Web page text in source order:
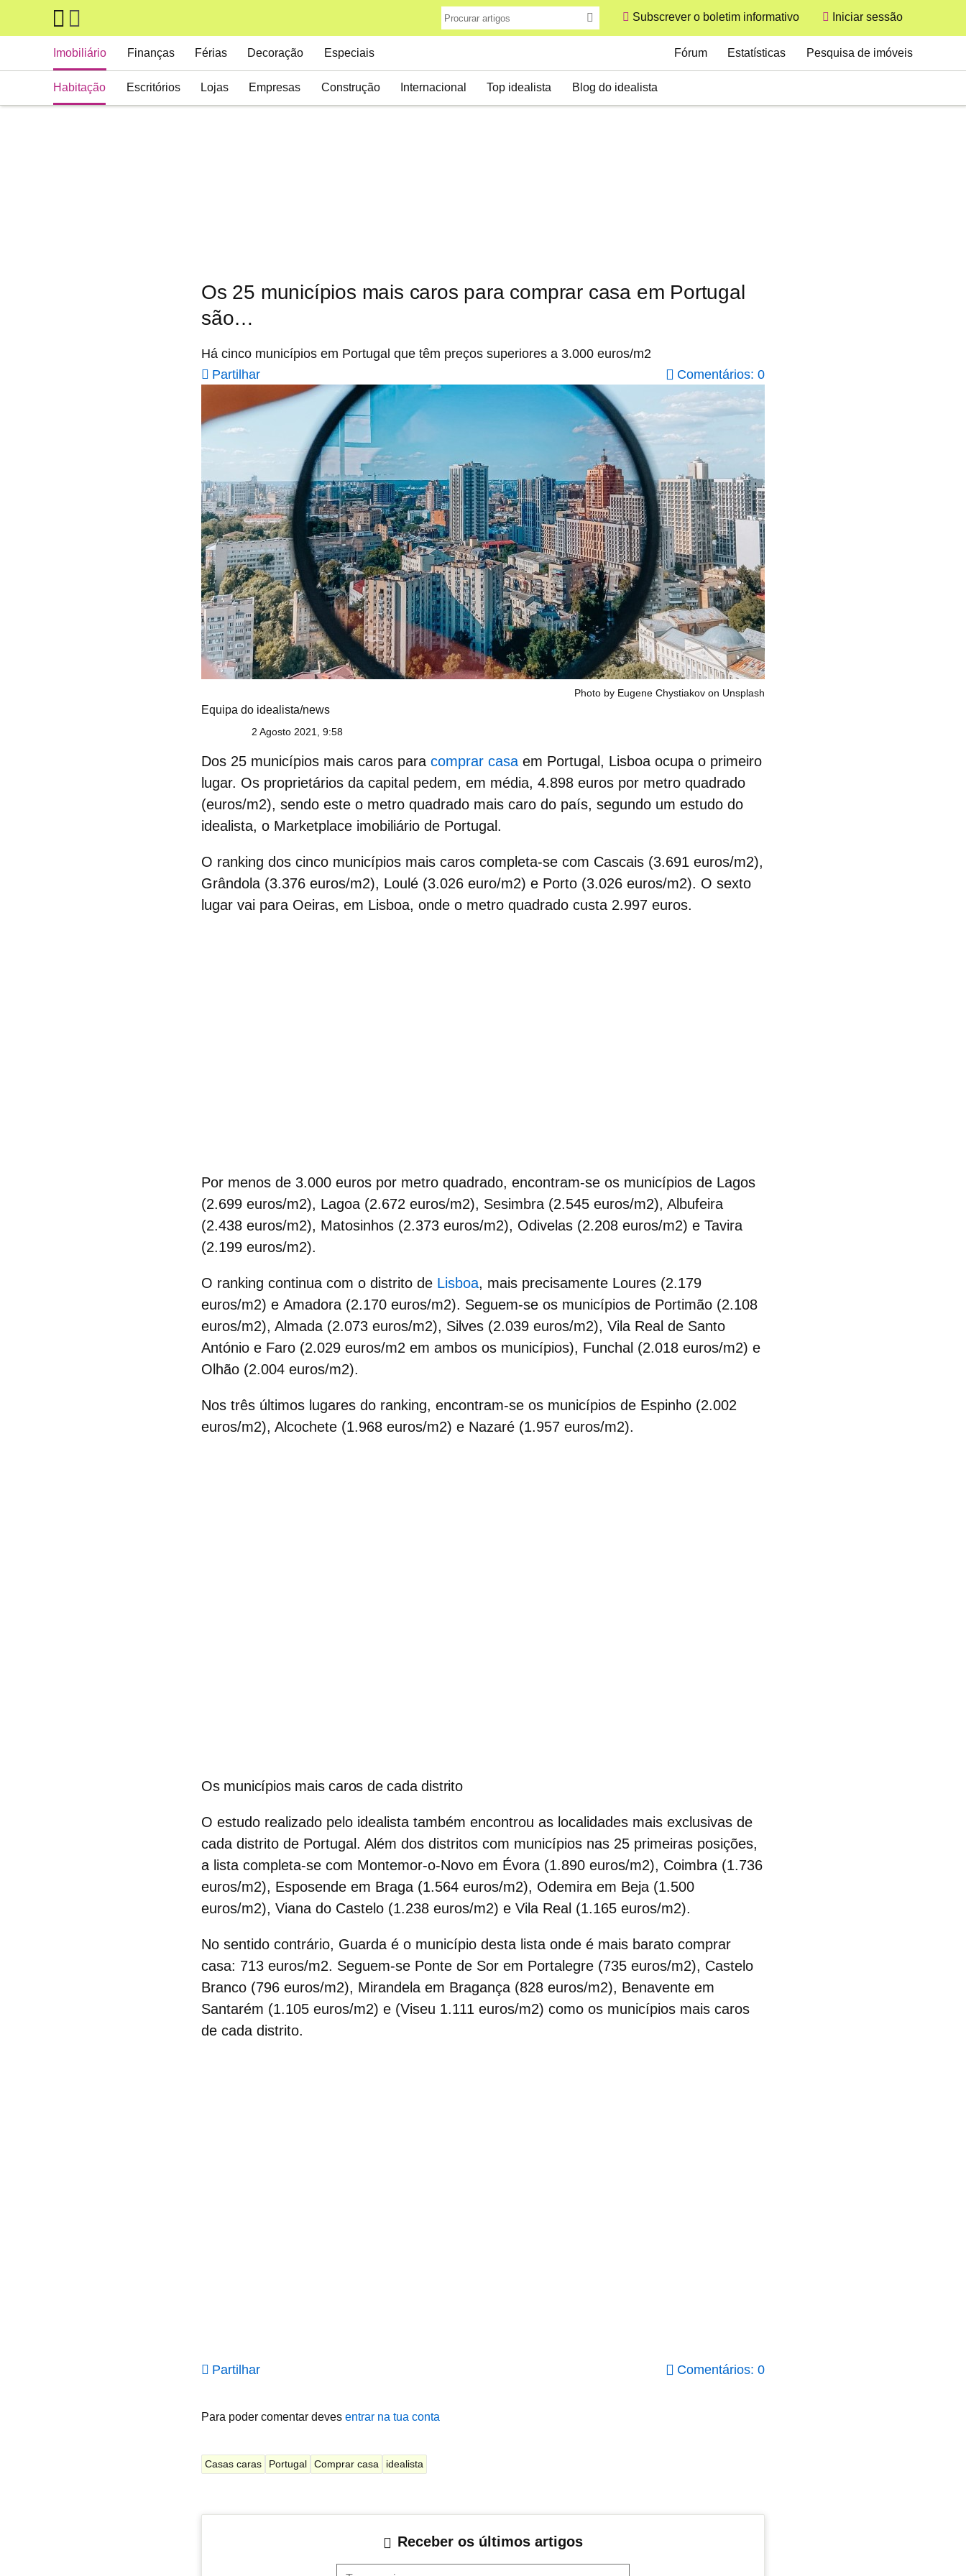
Skip to main content
Subscrever o boletim informativo
User
Iniciar sessão
Main navigation
Imobiliário
Habitação Escritórios Lojas Empresas Construção Internacional Top idealista Blog do idealista
Finanças Férias Decoração Especiais
Secondary
Fórum Estatísticas Pesquisa de imóveis
Os 25 municípios mais caros para comprar casa em Portugal
são…
Há cinco municípios em Portugal que têm preços superiores a 3.000 euros/m2
Partilhar
Comentários: 0
Photo by Eugene Chystiakov on Unsplash
Equipa do idealista/news
2 Agosto 2021, 9:58
Dos 25 municípios mais caros para comprar casa em Portugal, Lisboa ocupa o primeiro
lugar. Os proprietários da capital pedem, em média, 4.898 euros por metro quadrado
(euros/m2), sendo este o metro quadrado mais caro do país, segundo um estudo do
idealista, o Marketplace imobiliário de Portugal.
O ranking dos cinco municípios mais caros completa-se com Cascais (3.691 euros/m2),
Grândola (3.376 euros/m2), Loulé (3.026 euro/m2) e Porto (3.026 euros/m2). O sexto
lugar vai para Oeiras, em Lisboa, onde o metro quadrado custa 2.997 euros.
Por menos de 3.000 euros por metro quadrado, encontram-se os municípios de Lagos
(2.699 euros/m2), Lagoa (2.672 euros/m2), Sesimbra (2.545 euros/m2), Albufeira
(2.438 euros/m2), Matosinhos (2.373 euros/m2), Odivelas (2.208 euros/m2) e Tavira
(2.199 euros/m2).
O ranking continua com o distrito de Lisboa, mais precisamente Loures (2.179
euros/m2) e Amadora (2.170 euros/m2). Seguem-se os municípios de Portimão (2.108
euros/m2), Almada (2.073 euros/m2), Silves (2.039 euros/m2), Vila Real de Santo
António e Faro (2.029 euros/m2 em ambos os municípios), Funchal (2.018 euros/m2) e
Olhão (2.004 euros/m2).
Nos três últimos lugares do ranking, encontram-se os municípios de Espinho (2.002
euros/m2), Alcochete (1.968 euros/m2) e Nazaré (1.957 euros/m2).
Os municípios mais caros de cada distrito
O estudo realizado pelo idealista também encontrou as localidades mais exclusivas de
cada distrito de Portugal. Além dos distritos com municípios nas 25 primeiras posições,
a lista completa-se com Montemor-o-Novo em Évora (1.890 euros/m2), Coimbra (1.736
euros/m2), Esposende em Braga (1.564 euros/m2), Odemira em Beja (1.500
euros/m2), Viana do Castelo (1.238 euros/m2) e Vila Real (1.165 euros/m2).
No sentido contrário, Guarda é o município desta lista onde é mais barato comprar
casa: 713 euros/m2. Seguem-se Ponte de Sor em Portalegre (735 euros/m2), Castelo
Branco (796 euros/m2), Mirandela em Bragança (828 euros/m2), Benavente em
Santarém (1.105 euros/m2) e (Viseu 1.111 euros/m2) como os municípios mais caros
de cada distrito.
Partilhar Comentários: 0
Para poder comentar deves entrar na tua conta
Casas caras Portugal Comprar casa idealista
Receber os últimos artigos
Teu correio